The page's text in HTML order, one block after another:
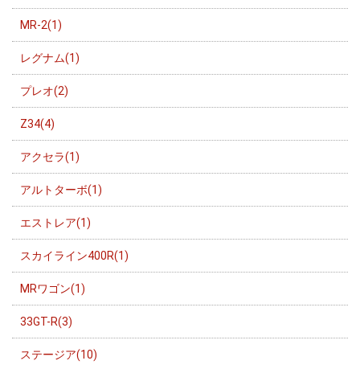
MR-2(1)
レグナム(1)
プレオ(2)
Z34(4)
アクセラ(1)
アルトターボ(1)
エストレア(1)
スカイライン400R(1)
MRワゴン(1)
33GT-R(3)
ステージア(10)